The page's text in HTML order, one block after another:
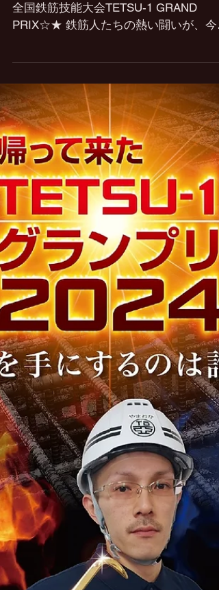
能大会 TETSU-1 GRAND
PRIX』
2024 年10月1日 いよいよ今週末！ 第5回
PRIX☆★ 鉄筋人たちの熱い闘いが、今
末の日曜日10月6日に開催されます！ 皆
さん待ちに待った全国大会！ 各地区にて
厳しい予選を勝ち抜いた35名の猛者たち
が...